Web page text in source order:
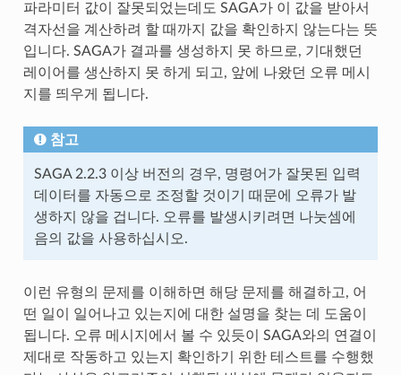
파라미터 값이 잘못되었는데도 SAGA가 이 값을 받아서
격자선을 계산하려 할 때까지 값을 확인하지 않는다는 뜻
입니다. SAGA가 결과를 생성하지 못 하므로, 기대했던
레이어를 생산하지 못 하게 되고, 앞에 나왔던 오류 메시
지를 띄우게 됩니다.
참고
SAGA 2.2.3 이상 버전의 경우, 명령어가 잘못된 입력
데이터를 자동으로 조정할 것이기 때문에 오류가 발
생하지 않을 겁니다. 오류를 발생시키려면 나눗셈에
음의 값을 사용하십시오.
이런 유형의 문제를 이해하면 해당 문제를 해결하고, 어
떤 일이 일어나고 있는지에 대한 설명을 찾는 데 도움이
됩니다. 오류 메시지에서 볼 수 있듯이 SAGA와의 연결이
제대로 작동하고 있는지 확인하기 위한 테스트를 수행했